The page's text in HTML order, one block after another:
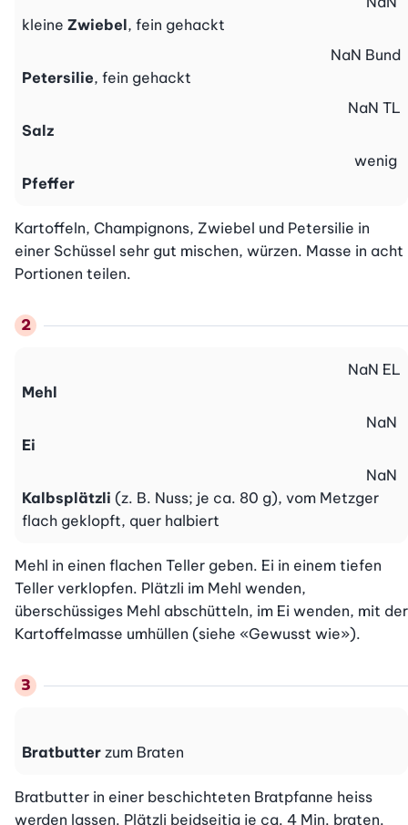
kleine Zwiebel, fein gehackt
Petersilie, fein gehackt
NaN Bund
Salz
NaN TL
Pfeffer
wenig
Kartoffeln, Champignons, Zwiebel und Petersilie in
einer Schüssel sehr gut mischen, würzen. Masse in acht
Portionen teilen.
Mehl
NaN EL
Ei
NaN
Kalbsplätzli (z. B. Nuss; je ca. 80 g), vom Metzger
flach geklopft, quer halbiert
NaN
Mehl in einen flachen Teller geben. Ei in einem tiefen
Teller verklopfen. Plätzli im Mehl wenden,
überschüssiges Mehl abschütteln, im Ei wenden, mit der
Kartoffelmasse umhüllen (siehe «Gewusst wie»).
Bratbutter zum Braten
Bratbutter in einer beschichteten Bratpfanne heiss
werden lassen. Plätzli beidseitig je ca. 4 Min. braten.